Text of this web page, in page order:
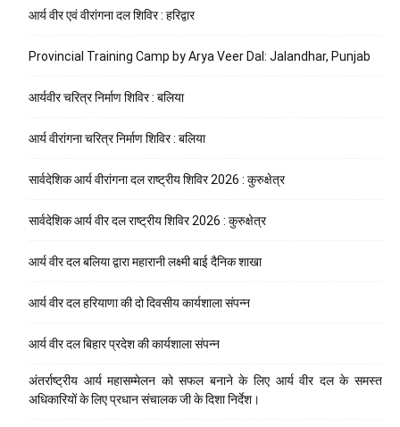
आर्य वीर एवं वीरांगना दल शिविर : हरिद्वार
Provincial Training Camp by Arya Veer Dal: Jalandhar, Punjab
आर्यवीर चरित्र निर्माण शिविर : बलिया
आर्य वीरांगना चरित्र निर्माण शिविर : बलिया
सार्वदेशिक आर्य वीरांगना दल राष्ट्रीय शिविर 2026 : कुरुक्षेत्र
सार्वदेशिक आर्य वीर दल राष्ट्रीय शिविर 2026 : कुरुक्षेत्र
आर्य वीर दल बलिया द्वारा महारानी लक्ष्मी बाई दैनिक शाखा
आर्य वीर दल हरियाणा की दो दिवसीय कार्यशाला संपन्न
आर्य वीर दल बिहार प्रदेश की कार्यशाला संपन्न
अंतर्राष्ट्रीय आर्य महासम्मेलन को सफल बनाने के लिए आर्य वीर दल के समस्त
अधिकारियों के लिए प्रधान संचालक जी के दिशा निर्देश।